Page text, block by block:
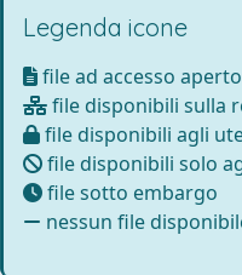
Legenda icone
file ad accesso aperto
file disponibili sulla
file disponibili agli
file disponibili solo
file sotto embargo
nessun file